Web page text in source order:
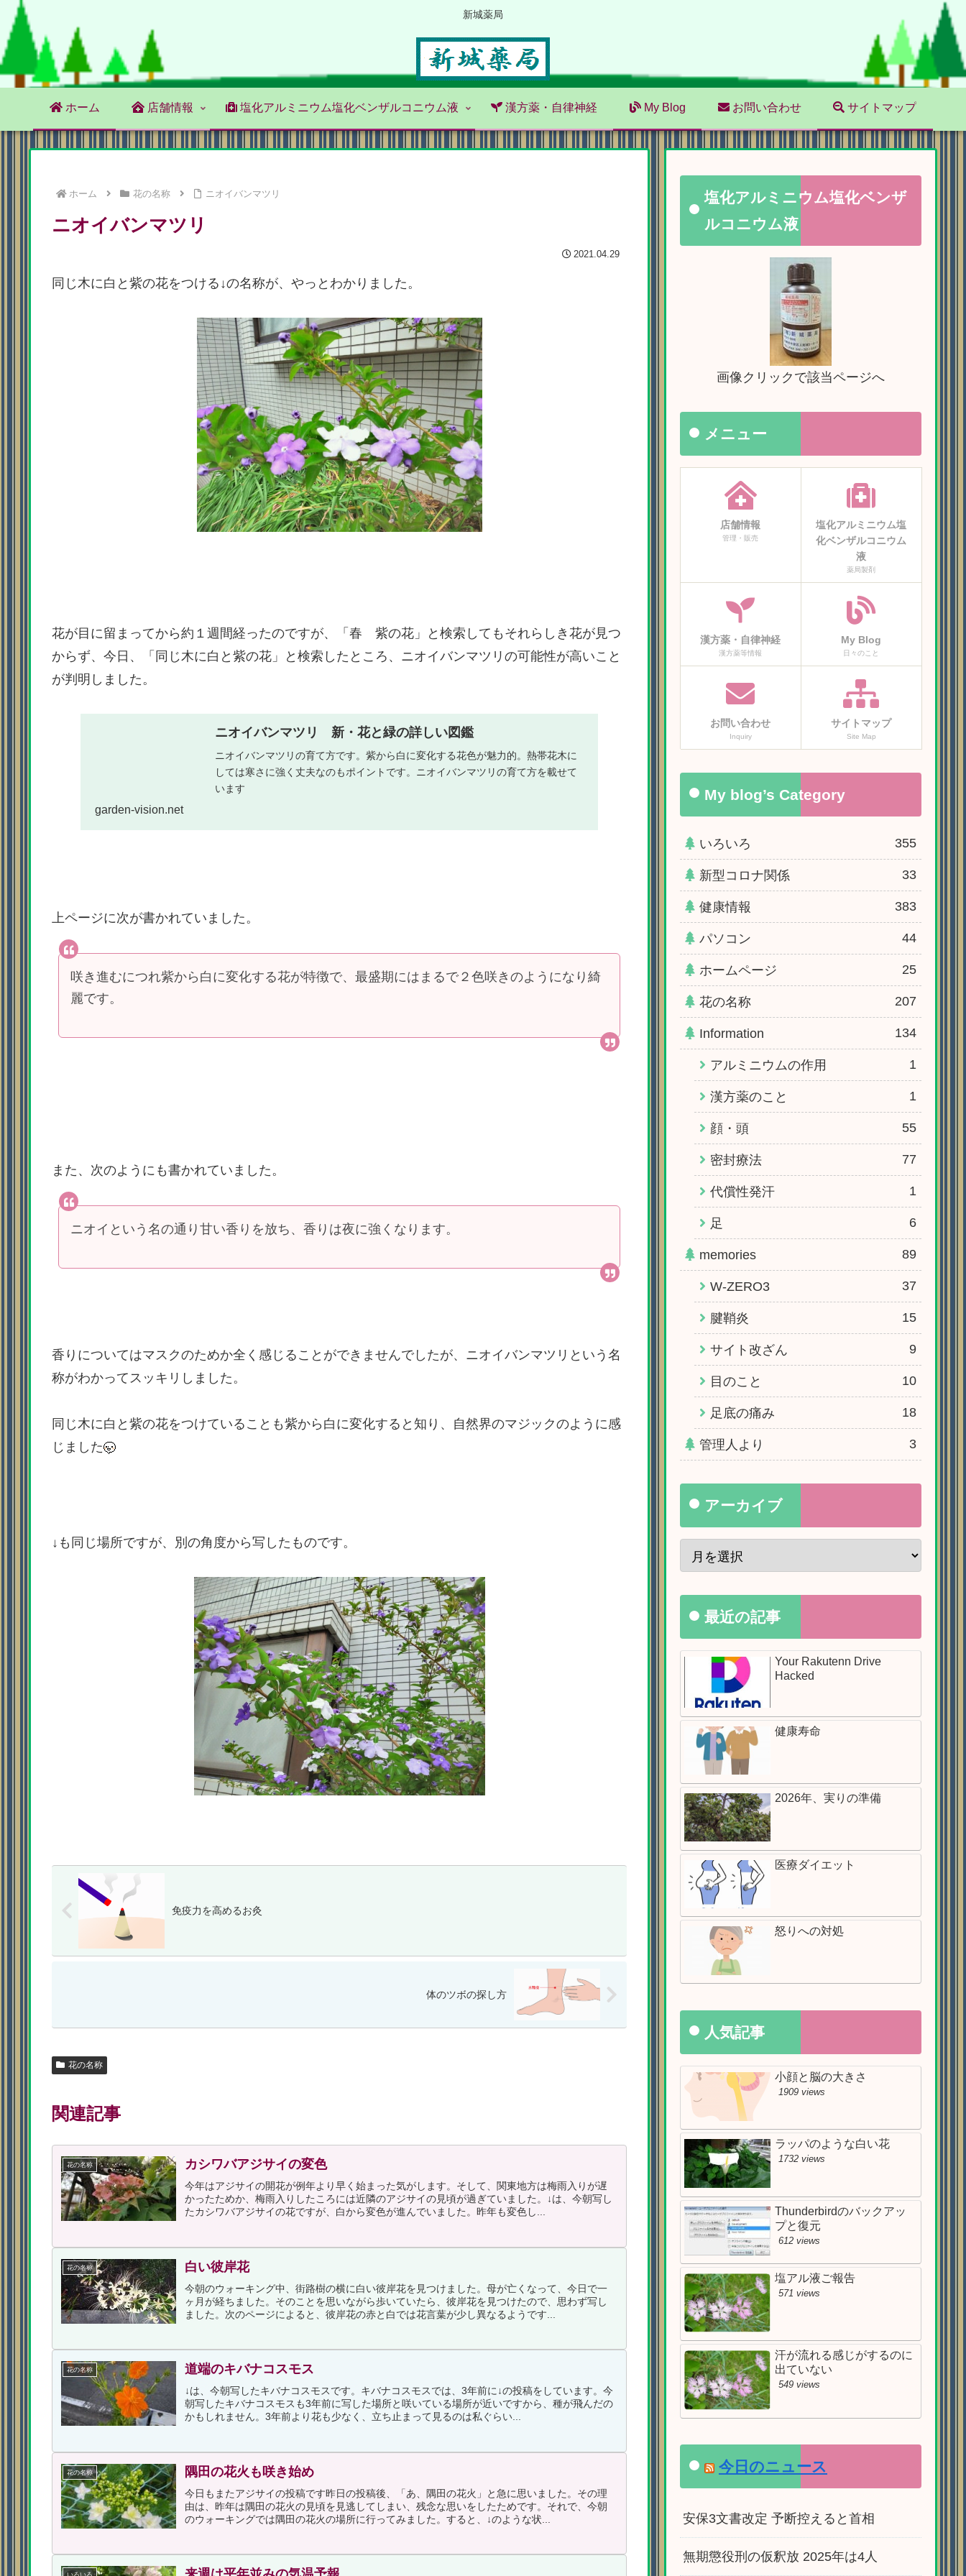
新城薬局
ホーム 店舗情報 塩化アルミニウム塩化ベンザルコニウム液 漢方薬・自律神経 My Blog お問い合わせ サイトマップ
ホーム 花の名称 ニオイバンマツリ
ニオイバンマツリ
2021.04.29
同じ木に白と紫の花をつける↓の名称が、やっとわかりました。
花が目に留まってから約１週間経ったのですが、「春 紫の花」と検索してもそれらしき花が見つ
からず、今日、「同じ木に白と紫の花」と検索したところ、ニオイバンマツリの可能性が高いこと
が判明しました。
ニオイバンマツリ 新・花と緑の詳しい図鑑
ニオイバンマツリの育て方です。紫から白に変化する花色が魅力的。熱帯花木に
しては寒さに強く丈夫なのもポイントです。ニオイバンマツリの育て方を載せて
います
garden-vision.net
上ページに次が書かれていました。
咲き進むにつれ紫から白に変化する花が特徴で、最盛期にはまるで２色咲きのようになり綺
麗です。
また、次のようにも書かれていました。
ニオイという名の通り甘い香りを放ち、香りは夜に強くなります。
香りについてはマスクのためか全く感じることができませんでしたが、ニオイバンマツリという名
称がわかってスッキリしました。
同じ木に白と紫の花をつけていることも紫から白に変化すると知り、自然界のマジックのように感
じました
↓も同じ場所ですが、別の角度から写したものです。
免疫力を高めるお灸
体のツボの探し方
花の名称
関連記事
花の名称 カシワバアジサイの変色
今年はアジサイの開花が例年より早く始まった気がします。そして、関東地方は梅雨入りが遅
かったためか、梅雨入りしたころには近隣のアジサイの見頃が過ぎていました。↓は、今朝写し
たカシワバアジサイの花ですが、白から変色が進んでいました。昨年も変色し...
花の名称 白い彼岸花
今朝のウォーキング中、街路樹の横に白い彼岸花を見つけました。母が亡くなって、今日で一
ヶ月が経ちました。そのことを思いながら歩いていたら、彼岸花を見つけたので、思わず写し
ました。次のページによると、彼岸花の赤と白では花言葉が少し異なるようです...
花の名称 道端のキバナコスモス
↓は、今朝写したキバナコスモスです。キバナコスモスでは、3年前に↓の投稿をしています。今
朝写したキバナコスモスも3年前に写した場所と咲いている場所が近いですから、種が飛んだの
かもしれません。3年前より花も少なく、立ち止まって見るのは私ぐらい...
花の名称 隅田の花火も咲き始め
今日もまたアジサイの投稿です昨日の投稿後、「あ、隅田の花火」と急に思いました。その理
由は、昨年は隅田の花火の見頃を見逃してしまい、残念な思いをしたためです。それで、今朝
のウォーキングでは隅田の花火の場所に行ってみました。すると、↓のような状...
塩化アルミニウム塩化ベンザ
ルコニウム液
画像クリックで該当ページへ
メニュー
店舗情報
管理・販売
塩化アルミニウム塩
化ベンザルコニウム
液
薬局製剤
漢方薬・自律神経
漢方薬等情報
My Blog
日々のこと
お問い合わせ
Inquiry
サイトマップ
Site Map
My blog’s Category
いろいろ 355
新型コロナ関係 33
健康情報 383
パソコン 44
ホームページ 25
花の名称 207
Information 134
アルミニウムの作用 1
漢方薬のこと 1
顔・頭 55
密封療法 77
代償性発汗 1
足 6
memories 89
W-ZERO3 37
腱鞘炎 15
サイト改ざん 9
目のこと 10
足底の痛み 18
管理人より 3
アーカイブ
最近の記事
Your Rakutenn Drive
Hacked
健康寿命
2026年、実りの準備
医療ダイエット
怒りへの対処
人気記事
小顔と脳の大きさ
1909 views
ラッパのような白い花
1732 views
Thunderbirdのバックアッ
プと復元
612 views
塩アル液ご報告
571 views
汗が流れる感じがするのに
出ていない
549 views
今日のニュース
安保3文書改定 予断控えると首相
無期懲役刑の仮釈放 2025年は4人